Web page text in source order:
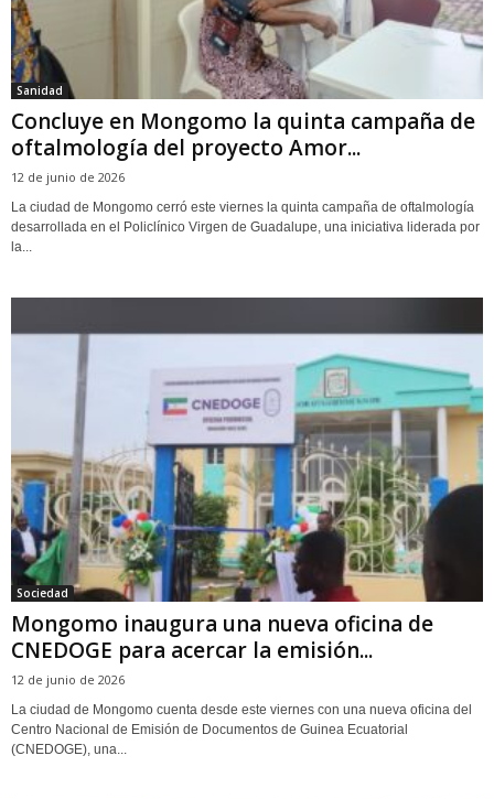
Sanidad
Concluye en Mongomo la quinta campaña de
oftalmología del proyecto Amor...
12 de junio de 2026
La ciudad de Mongomo cerró este viernes la quinta campaña de oftalmología
desarrollada en el Policlínico Virgen de Guadalupe, una iniciativa liderada por
la...
Sociedad
Mongomo inaugura una nueva oficina de
CNEDOGE para acercar la emisión...
12 de junio de 2026
La ciudad de Mongomo cuenta desde este viernes con una nueva oficina del
Centro Nacional de Emisión de Documentos de Guinea Ecuatorial
(CNEDOGE), una...